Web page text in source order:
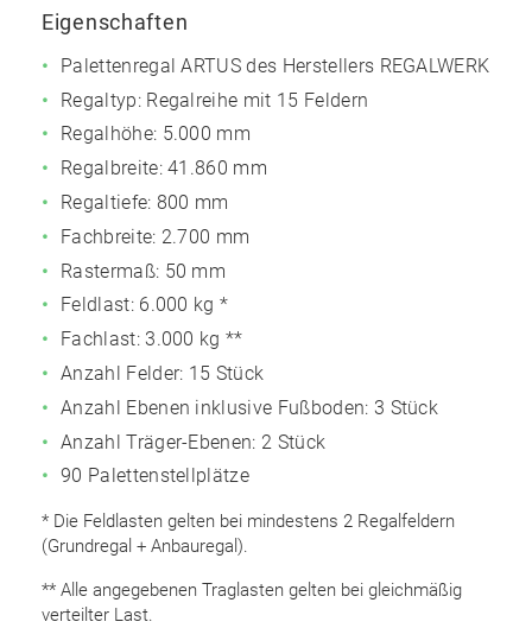
Eigenschaften
Palettenregal ARTUS des Herstellers REGALWERK
Regaltyp: Regalreihe mit 15 Feldern
Regalhöhe: 5.000 mm
Regalbreite: 41.860 mm
Regaltiefe: 800 mm
Fachbreite: 2.700 mm
Rastermaß: 50 mm
Feldlast: 6.000 kg *
Fachlast: 3.000 kg **
Anzahl Felder: 15 Stück
Anzahl Ebenen inklusive Fußboden: 3 Stück
Anzahl Träger-Ebenen: 2 Stück
90 Palettenstellplätze
* Die Feldlasten gelten bei mindestens 2 Regalfeldern
(Grundregal + Anbauregal).
** Alle angegebenen Traglasten gelten bei gleichmäßig
verteilter Last.